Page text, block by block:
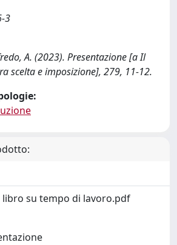
3
A. (2023). Presentazione [a Il
scelta e imposizione], 279, 11-12.
libro su tempo di lavoro.pdf